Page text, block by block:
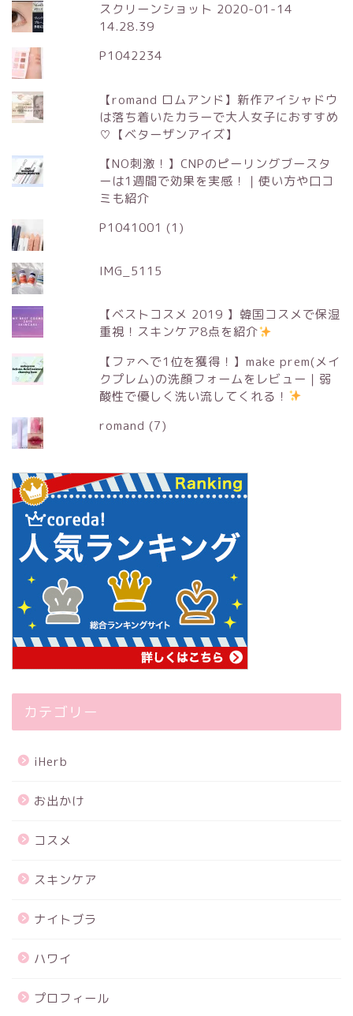
スクリーンショット 2020-01-14
14.28.39
P1042234
【romand ロムアンド】新作アイシャドウ
は落ち着いたカラーで大人女子におすすめ
♡【ベターザンアイズ】
【NO刺激！】CNPのピーリングブースタ
ーは1週間で効果を実感！｜使い方や口コ
ミも紹介
P1041001 (1)
IMG_5115
【ベストコスメ 2019 】韓国コスメで保湿
重視！スキンケア8点を紹介
【ファへで1位を獲得！】make prem(メイ
クプレム)の洗顔フォームをレビュー｜弱
酸性で優しく洗い流してくれる！
romand (7)
カテゴリー
iHerb
お出かけ
コスメ
スキンケア
ナイトブラ
ハワイ
プロフィール